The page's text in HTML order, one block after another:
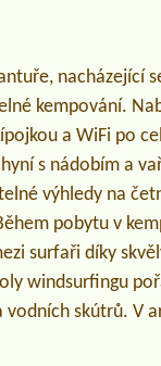
nacházející
kempování.
a WiFi po
s nádobím a
výhledy na
pobytu v
surfaři díky
windsurfingu
skútrů. V